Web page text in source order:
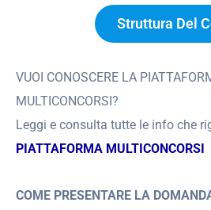
Struttura Del
VUOI CONOSCERE LA
MULTICONCORSI?
Leggi e consulta tutte le info che
PIATTAFORMA MULTICONCORSI
COME PRESENTARE LA